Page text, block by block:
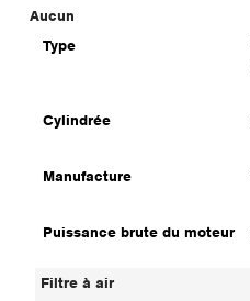
Aucun
Type
Cylindrée
Manufacture
Puissance brute du moteur
Filtre à air